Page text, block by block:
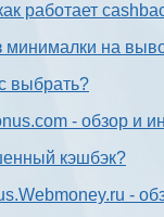
работает
минималки на
выбрать?
- обзор и
кэшбэк?
-